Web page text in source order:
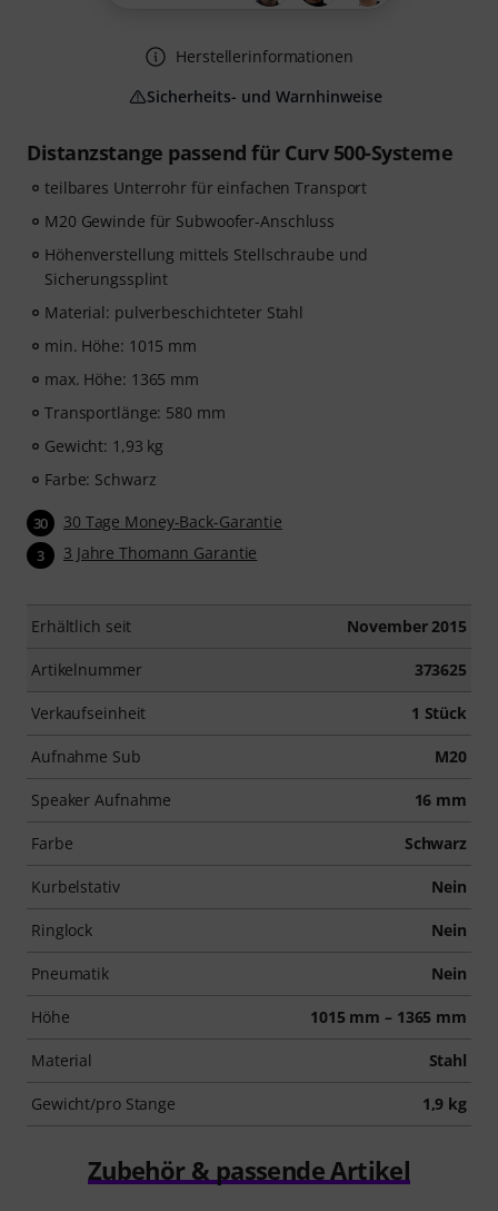
Distanzstange passend für Curv 500-Systeme
teilbares Unterrohr für einfachen Transport
M20 Gewinde für Subwoofer-Anschluss
Höhenverstellung mittels Stellschraube und
Sicherungssplint
Material: pulverbeschichteter Stahl
min. Höhe: 1015 mm
max. Höhe: 1365 mm
Transportlänge: 580 mm
Gewicht: 1,93 kg
Farbe: Schwarz
30 30 Tage Money-Back-Garantie
3 3 Jahre Thomann Garantie
Erhältlich seit November 2015
Artikelnummer 373625
Verkaufseinheit 1 Stück
Aufnahme Sub M20
Speaker Aufnahme 16 mm
Farbe Schwarz
Kurbelstativ Nein
Ringlock Nein
Pneumatik Nein
Höhe 1015 mm – 1365 mm
Material Stahl
Gewicht/pro Stange 1,9 kg
Herstellerinformationen
Sicherheits- und Warnhinweise
Zubehör & passende Artikel